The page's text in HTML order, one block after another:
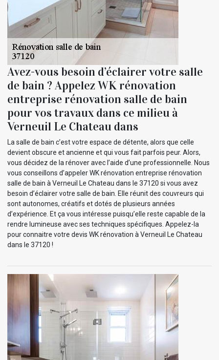
Avez-vous besoin d’éclairer votre salle
de bain ? Appelez WK rénovation
entreprise rénovation salle de bain
pour vos travaux dans ce milieu à
Verneuil Le Chateau dans
La salle de bain c’est votre espace de détente, alors que celle
devient obscure et ancienne et qui vous fait parfois peur. Alors,
vous décidez de la rénover avec l’aide d’une professionnelle. Nous
vous conseillons d’appeler WK rénovation entreprise rénovation
salle de bain à Verneuil Le Chateau dans le 37120 si vous avez
besoin d’éclairer votre salle de bain. Elle réunit des couvreurs qui
sont autonomes, créatifs et dotés de plusieurs années
d’expérience. Et ça vous intéresse puisqu’elle reste capable de la
rendre lumineuse avec ses techniques spécifiques. Appelez-la
pour connaitre votre devis WK rénovation à Verneuil Le Chateau
dans le 37120 !